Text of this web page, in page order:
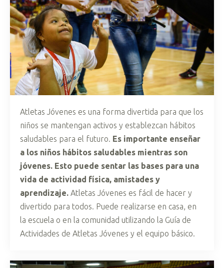
Atletas Jóvenes es una forma divertida para que los
niños se mantengan activos y establezcan hábitos
saludables para el futuro. Es importante enseñar
a los niños hábitos saludables mientras son
jóvenes. Esto puede sentar las bases para una
vida de actividad física, amistades y
aprendizaje. Atletas Jóvenes es fácil de hacer y
divertido para todos. Puede realizarse en casa, en
la escuela o en la comunidad utilizando la Guía de
Actividades de Atletas Jóvenes y el equipo básico.